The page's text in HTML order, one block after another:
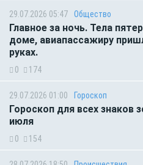
29.07.2026 05:47 Общество
Главное за ночь. Тела
доме, авиапассажиру
руках.
0 174
29.07.2026 01:00 Гороскоп
Гороскоп для всех знаков
июля
0 154